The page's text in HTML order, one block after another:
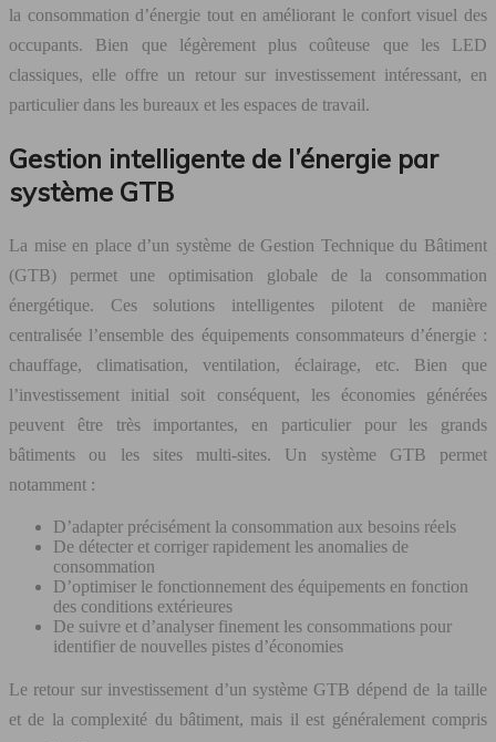
la consommation d’énergie tout en améliorant le confort visuel des
occupants. Bien que légèrement plus coûteuse que les LED
classiques, elle offre un retour sur investissement intéressant, en
particulier dans les bureaux et les espaces de travail.
Gestion intelligente de l’énergie par
système GTB
La mise en place d’un système de Gestion Technique du Bâtiment
(GTB) permet une optimisation globale de la consommation
énergétique. Ces solutions intelligentes pilotent de manière
centralisée l’ensemble des équipements consommateurs d’énergie :
chauffage, climatisation, ventilation, éclairage, etc. Bien que
l’investissement initial soit conséquent, les économies générées
peuvent être très importantes, en particulier pour les grands
bâtiments ou les sites multi-sites. Un système GTB permet
notamment :
D’adapter précisément la consommation aux besoins réels
De détecter et corriger rapidement les anomalies de
consommation
D’optimiser le fonctionnement des équipements en fonction
des conditions extérieures
De suivre et d’analyser finement les consommations pour
identifier de nouvelles pistes d’économies
Le retour sur investissement d’un système GTB dépend de la taille
et de la complexité du bâtiment, mais il est généralement compris